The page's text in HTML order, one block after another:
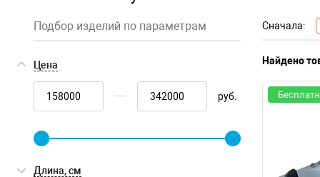
Подбор изделий по параметрам
Цена
руб.
Длина, см
Сначала:
Найдено